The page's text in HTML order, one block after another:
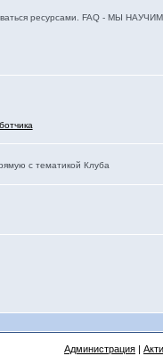
ресурсами. FAQ - МЫ НАУЧИМ
с тематикой Клуба
Администрация|